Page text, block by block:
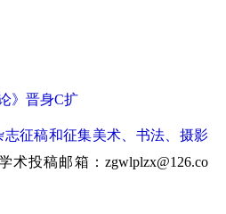
》晋身C扩
志征稿和征集美术、书法、摄影
术投稿邮箱：zgwlplzx@126.co